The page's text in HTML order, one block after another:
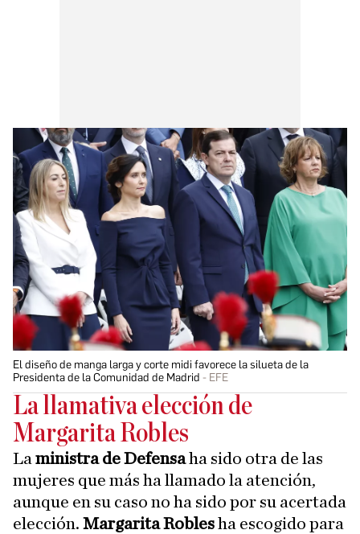
El diseño de manga larga y corte midi favorece la silueta de la
Presidenta de la Comunidad de Madrid
EFE
La llamativa elección de
Margarita Robles
Laministra de Defensaha sido otra de las
mujeres que más ha llamado la atención,
aunque en su caso no ha sido por su acertada
elección. Margarita Roblesha escogido para